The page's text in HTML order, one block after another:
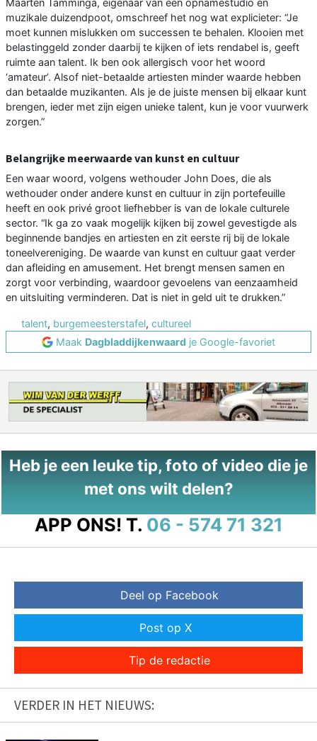
Maarten Tamminga, eigenaar van een opnamestudio en
muzikale duizendpoot, omschreef het nog wat explicieter: “Je
moet kunnen mislukken om successen te behalen. Klooien met
belastinggeld zonder daarbij te kijken of iets rendabel is, geeft
ruimte aan talent. Ik ben ook allergisch voor het woord
‘amateur’. Alsof niet-betaalde artiesten minder waarde hebben
dan betaalde muzikanten. Als je de juiste mensen bij elkaar kunt
brengen, ieder met zijn eigen unieke talent, kun je voor vuurwerk
zorgen.”
Belangrijke meerwaarde van kunst en cultuur
Een waar woord, volgens wethouder John Does, die als
wethouder onder andere kunst en cultuur in zijn portefeuille
heeft en ook privé groot liefhebber is van de lokale culturele
sector. “Ik ga zo vaak mogelijk kijken bij zowel gevestigde als
beginnende bandjes en artiesten en zit eerste rij bij de lokale
toneelvereniging. De waarde van kunst en cultuur gaat verder
dan afleiding en amusement. Het brengt mensen samen en
zorgt voor verbinding, waardoor gevoelens van eenzaamheid
en uitsluiting verminderen. Dat is niet in geld uit te drukken.”
talent, burgemeesterstafel, cultureel
Maak Dagbladdijkenwaard je Google-favoriet
Heb je een leuke tip, foto of video die je
met ons wilt delen?
APP ONS! T. 06 - 574 71 321
Deel op Facebook
Post op X
Tip de redactie
VERDER IN HET NIEUWS: